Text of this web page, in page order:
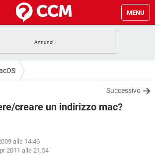
MENU
WHATSAPP
GAMING
Successivo
creare un indirizzo mac?
alle 14:46
2011 alle 21:54